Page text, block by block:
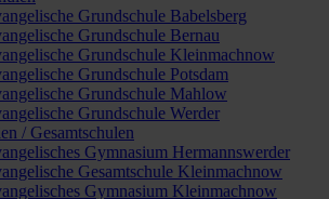
Grundschule Babelsberg
Grundschule Bernau
Grundschule Kleinmachnow
Grundschule Potsdam
Grundschule Mahlow
Grundschule Werder
/ Gesamtschulen
Gymnasium Hermannswerder
Gesamtschule Kleinmachnow
Gymnasium Kleinmachnow